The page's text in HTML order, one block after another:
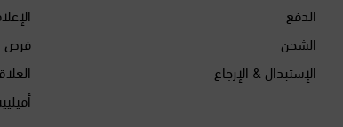
الدفع
الشحن
الإستبدال & الإرجاع
فرص